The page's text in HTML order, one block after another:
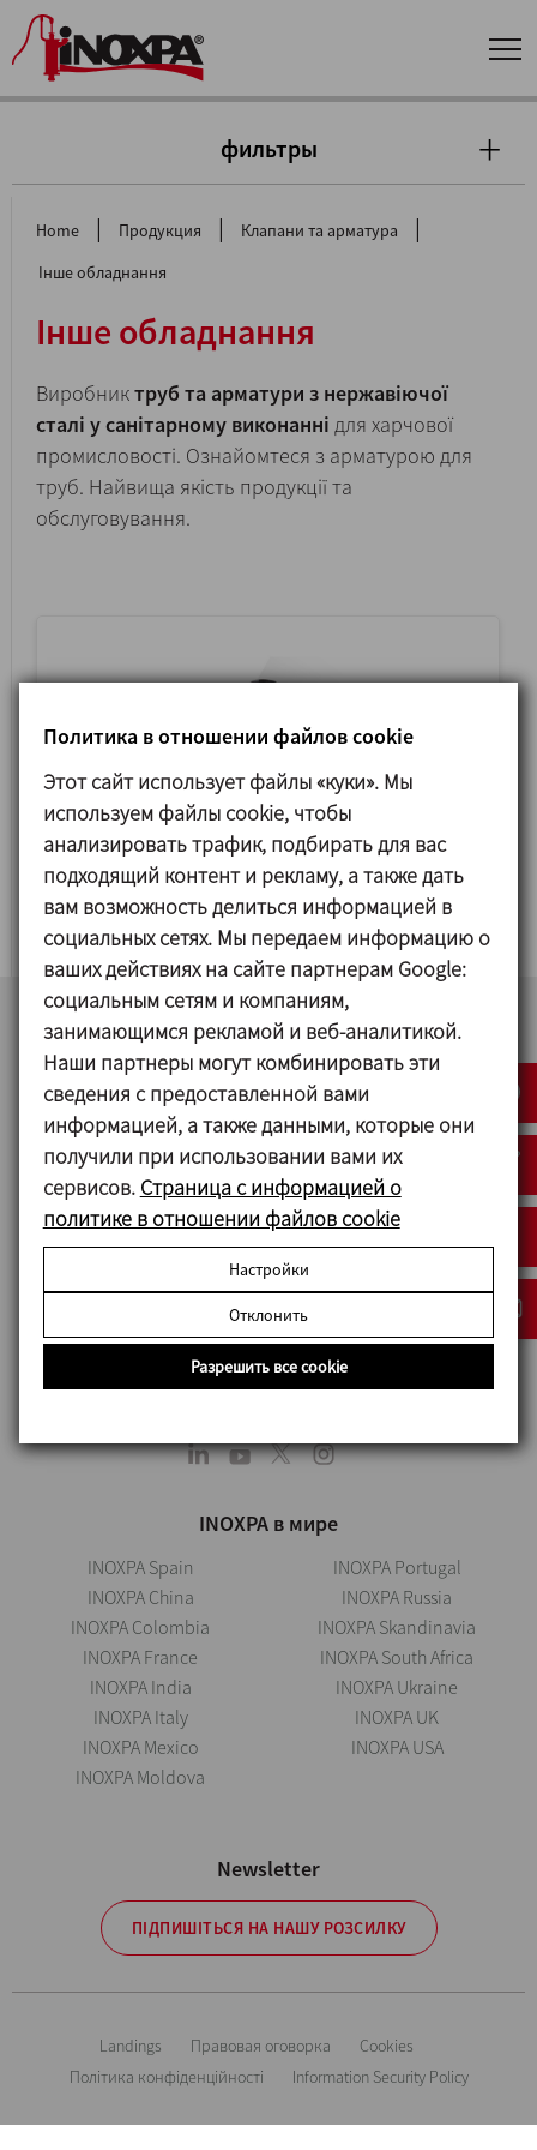
фильтры
Home | Продукция | Клапани та арматура |
Інше обладнання
Інше обладнання
Виробниктруб та арматури з нержавіючої
сталі у санітарному виконанні для харчової
промисловості. Ознайомтеся з арматурою для
труб. Найвища якість продукції та
обслуговування.
АРМАТУРА
ТОВ "ІНОКСПА УКРАЇНА"
04076, м.Київ
Пр. Степана Бандери 6, офіс 306
+380 44 536 09 57
INOXPA в мире
INOXPA Spain
INOXPA China
INOXPA Colombia
INOXPA France
INOXPA India
INOXPA Italy
INOXPA Mexico
INOXPA Moldova
INOXPA Portugal
INOXPA Russia
INOXPA Skandinavia
INOXPA South Africa
INOXPA Ukraine
INOXPA UK
INOXPA USA
Newsletter
ПІДПИШІТЬСЯ НА НАШУ РОЗСИЛКУ
Landings Правовая оговорка
Cookies
Політика конфіденційності
Information Security Policy
Мы оставляем за собой право без предварительного уведомления
Политика в отношении файлов cookie
Этот сайт использует файлы «куки». Мы
используем файлы cookie, чтобы
анализировать трафик, подбирать для вас
подходящий контент и рекламу, а также дать
вам возможность делиться информацией в
социальных сетях. Мы передаем информацию о
ваших действиях на сайте партнерам Google:
социальным сетям и компаниям,
занимающимся рекламой и веб-аналитикой.
Наши партнеры могут комбинировать эти
сведения с предоставленной вами
информацией, а также данными, которые они
получили при использовании вами их
сервисов. Страница с информацией о
политике в отношении файлов cookie
Настройки
Отклонить
Разрешить все cookie